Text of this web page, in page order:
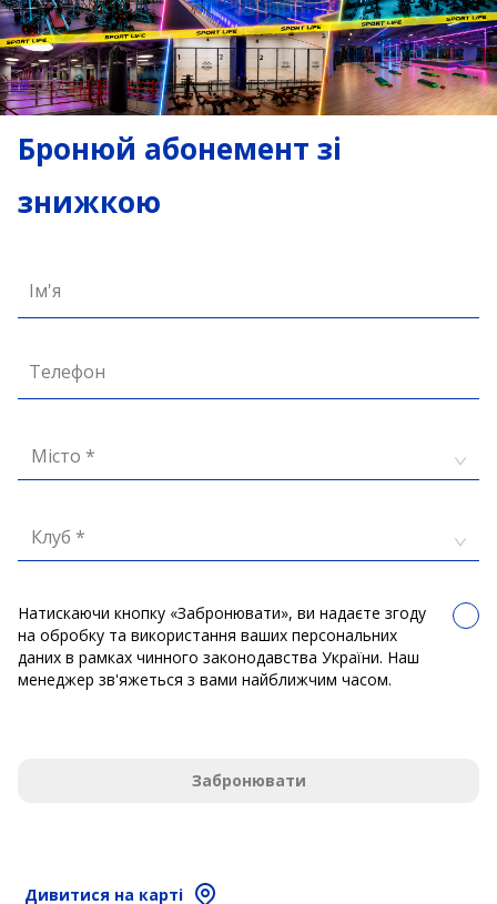
Бронюй абонемент зі
знижкою
Ім'я
Телефон
Місто *
Клуб *
Натискаючи кнопку «Забронювати», ви надаєте згоду
на обробку та використання ваших персональних
даних в рамках чинного законодавства України. Наш
менеджер зв'яжеться з вами найближчим часом.
Забронювати
Дивитися на карті